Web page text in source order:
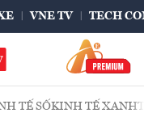
VNE TV TECH
TẾ SỐKINH TẾ XANH